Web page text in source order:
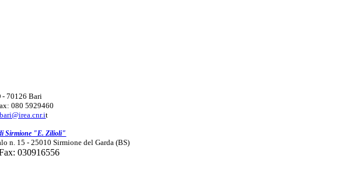
- 70126 Bari
080 5929460
t
Sirmione "E. Zilioli"
n. 15 - 25010 Sirmione del Garda (BS)
030916556